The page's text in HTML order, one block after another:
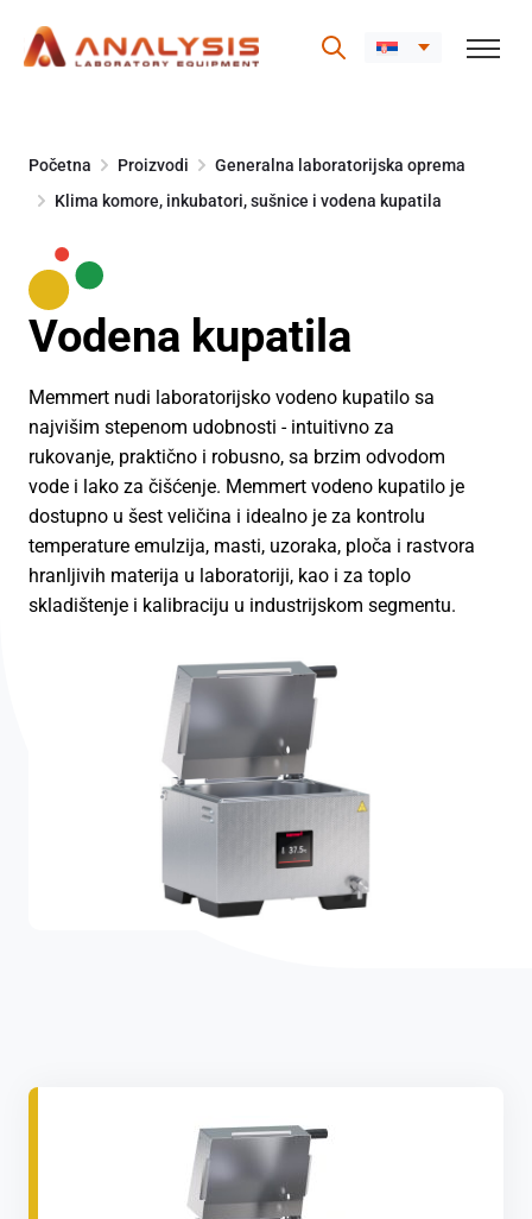
content
Početna Proizvodi
Generalna laboratorijska oprema
Klima komore, inkubatori, sušnice i vodena kupatila
Vodena kupatila
Memmert nudi laboratorijsko vodeno kupatilo sa
najvišim stepenom udobnosti - intuitivno za
rukovanje, praktično i robusno, sa brzim odvodom
vode i lako za čišćenje. Memmert vodeno kupatilo je
dostupno u šest veličina i idealno je za kontrolu
temperature emulzija, masti, uzoraka, ploča i rastvora
hranljivih materija u laboratoriji, kao i za toplo
skladištenje i kalibraciju u industrijskom segmentu.